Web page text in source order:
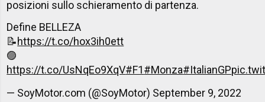
posizioni sullo schieramento di partenza.
Define BELLEZA
📝https://t.co/hox3ih0ett
🟣
https://t.co/UsNqEo9XqV#F1#Monza#ItalianGP
— SoyMotor.com (@SoyMotor) September 9, 2022